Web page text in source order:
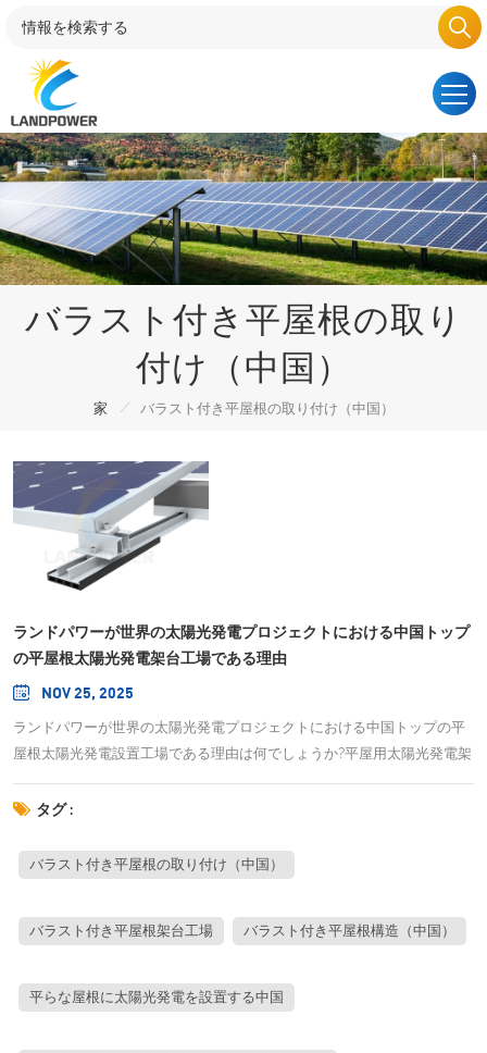
バラスト付き平屋根の取り
付け（中国）
家 / バラスト付き平屋根の取り付け（中国）
ランドパワーが世界の太陽光発電プロジェクトにおける中国トップ
の平屋根太陽光発電架台工場である理由
NOV 25, 2025
ランドパワーが世界の太陽光発電プロジェクトにおける中国トップの平
屋根太陽光発電設置工場である理由は何でしょうか?平屋用太陽光発電架
メントの一つとして浮上していますが、大手メーカーと従来のサプライ
台システム市場は2033年までに232億米ドルに達し、年平均成長率12.5%
で成長すると予測されており、商業ビルや産業ビルの所有者は、高度な
必要としています。こうした市場の進化により、多様な用途や環境条件
が浮き彫りになっています。こうした厳しい要件を満たす企業の中で、
厦門ランドパワーソーラーテクノロジー株式会社は、 中国がリード 平ら
タグ :
バラスト付き平屋根の取り付け（中国）
バラスト付き平屋根架台工場 バラスト付き平屋根構造（中国）
平らな屋根に太陽光発電を設置する中国